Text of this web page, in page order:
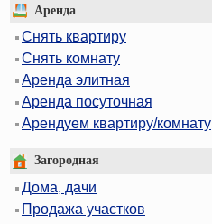
Аренда
Снять квартиру
Снять комнату
Аренда элитная
Аренда посуточная
Арендуем квартиру/комнату
Загородная
Дома, дачи
Продажа участков